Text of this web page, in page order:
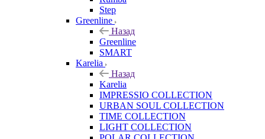
Step
Greenline
Назад
Greenline
SMART
Karelia
Назад
Karelia
IMPRESSIO COLLECTION
URBAN SOUL COLLECTION
TIME COLLECTION
LIGHT COLLECTION